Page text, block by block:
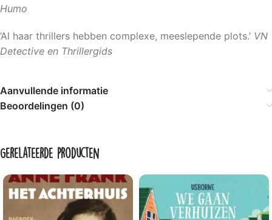
Humo
‘Al haar thrillers hebben complexe, meeslepende plots.’ VN
Detective en Thrillergids
Aanvullende informatie
Beoordelingen (0)
Gerelateerde producten